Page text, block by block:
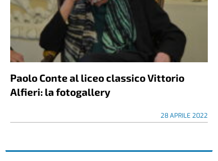
Paolo Conte al liceo classico Vittorio
Alfieri: la fotogallery
28 APRILE 2022